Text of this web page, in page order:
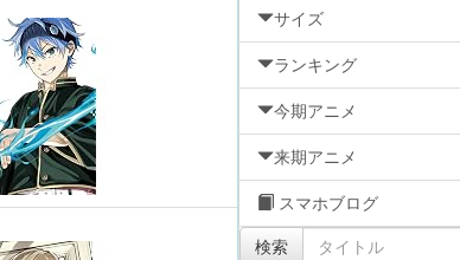
サイズ
ランキング
今期アニメ
来期アニメ
スマホブログ
検索